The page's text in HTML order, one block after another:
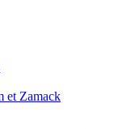
et Zamack